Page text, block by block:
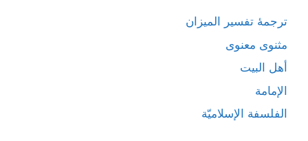
ترجمۀ تفسیر المیزان
مثنوی معنوی
أهل البيت
الإمامة
الفلسفة الإسلاميّة